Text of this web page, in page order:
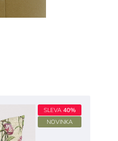
SLEVA40%
NOVINKA